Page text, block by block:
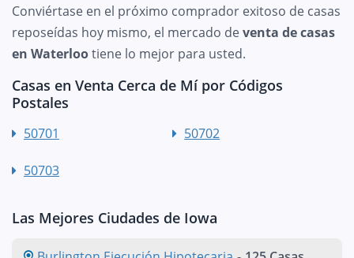
Conviértase en el próximo comprador exitoso de casas
reposeídas hoy mismo, el mercado deventa de casas
en Waterlootiene lo mejor para usted.
Casas en Venta Cerca de Mí por Códigos
Postales
50701 50702
50703
Las Mejores Ciudades de Iowa